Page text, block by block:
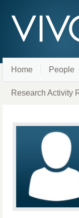
Home People
Research Activity